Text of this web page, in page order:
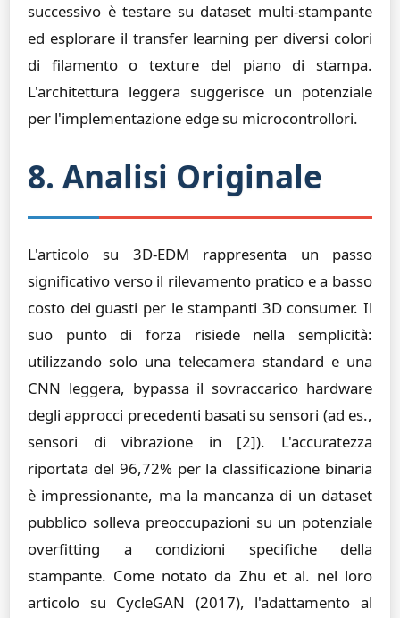
successivo è testare su dataset multi-stampante
ed esplorare il transfer learning per diversi colori
di filamento o texture del piano di stampa.
L'architettura leggera suggerisce un potenziale
per l'implementazione edge su microcontrollori.
8. Analisi Originale
L'articolo su 3D-EDM rappresenta un passo
significativo verso il rilevamento pratico e a basso
costo dei guasti per le stampanti 3D consumer. Il
suo punto di forza risiede nella semplicità:
utilizzando solo una telecamera standard e una
CNN leggera, bypassa il sovraccarico hardware
degli approcci precedenti basati su sensori (ad es.,
sensori di vibrazione in [2]). L'accuratezza
riportata del 96,72% per la classificazione binaria
è impressionante, ma la mancanza di un dataset
pubblico solleva preoccupazioni su un potenziale
overfitting a condizioni specifiche della
stampante. Come notato da Zhu et al. nel loro
articolo su CycleGAN (2017), l'adattamento al